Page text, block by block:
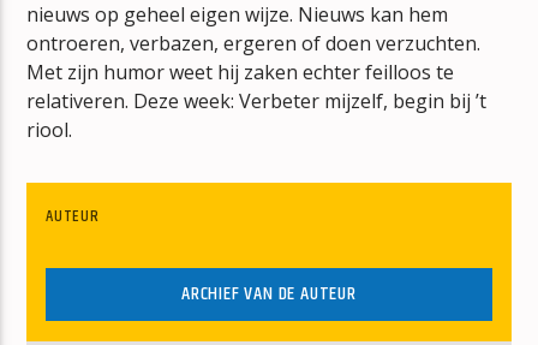
nieuws op geheel eigen wijze. Nieuws kan hem
ontroeren, verbazen, ergeren of doen verzuchten.
Met zijn humor weet hij zaken echter feilloos te
relativeren. Deze week: Verbeter mijzelf, begin bij ’t
riool.
AUTEUR
ARCHIEF VAN DE AUTEUR